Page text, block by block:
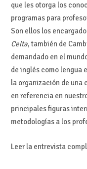
que les otorga los
programas para
Son ellos los
Celta, también de
demandado en el
de inglés como lengua
la organización de una
en referencia en
principales figuras
metodologías a los
Leer la entrevista